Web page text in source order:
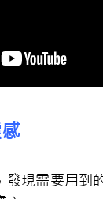
發現需要用